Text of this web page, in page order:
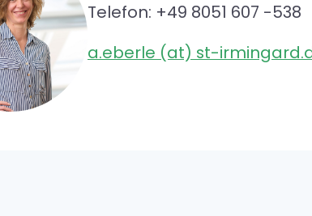
Telefon: +49 8051 607 -538
a.eberle (at) st-